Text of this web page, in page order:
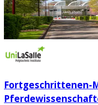
Fortgeschrittenen-